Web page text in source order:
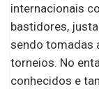
internacionais
bastidores,
sendo tomadas
torneios. No
conhecidos e